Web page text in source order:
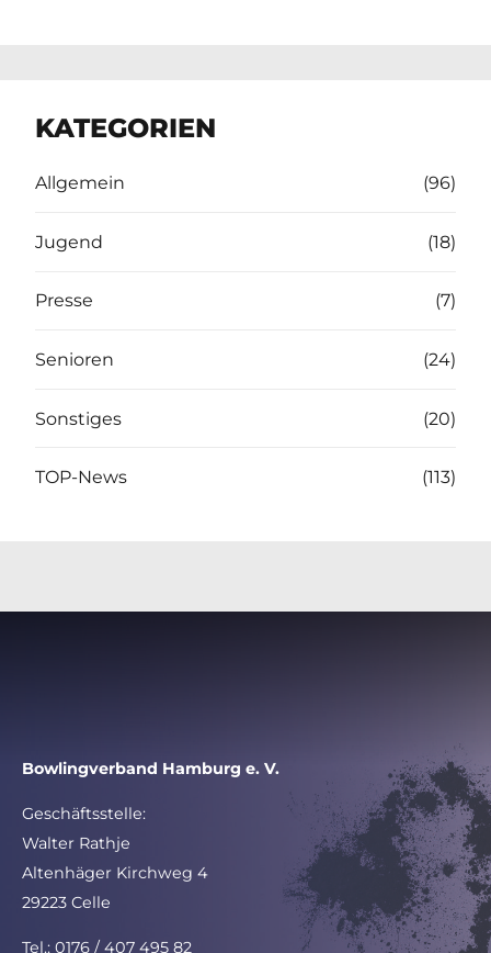
KATEGORIEN
Allgemein (96)
Jugend (18)
Presse (7)
Senioren (24)
Sonstiges (20)
TOP-News (113)
Bowlingverband Hamburg e. V.
Geschäftsstelle:
Walter Rathje
Altenhäger Kirchweg 4
29223 Celle
Tel.: 0176 / 407 495 82